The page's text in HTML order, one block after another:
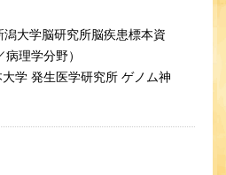
潟大学脳研究所脳疾患標本資
理学分野）
大学 発生医学研究所 ゲノム神